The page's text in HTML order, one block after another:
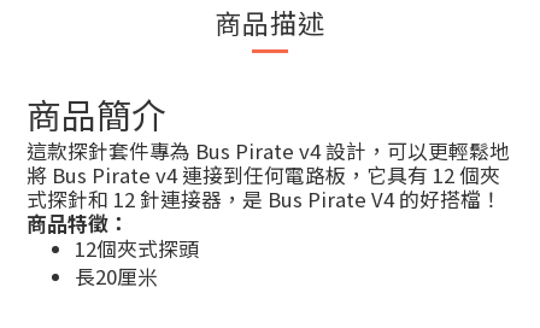
商品描述
商品簡介
這款探針套件專為 Bus Pirate v4 設計，可以更輕鬆地
將 Bus Pirate v4 連接到任何電路板，它具有 12 個夾
式探針和 12 針連接器，是 Bus Pirate V4 的好搭檔！
商品特徵：
12個夾式探頭
長20厘米